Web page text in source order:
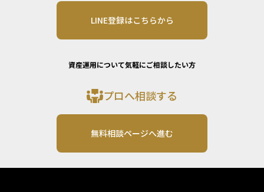
LINE登録はこちらから
資産運用について気軽にご相談したい方
プロへ相談する
無料相談ページへ進む